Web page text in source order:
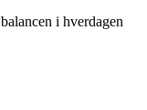
i hverdagen